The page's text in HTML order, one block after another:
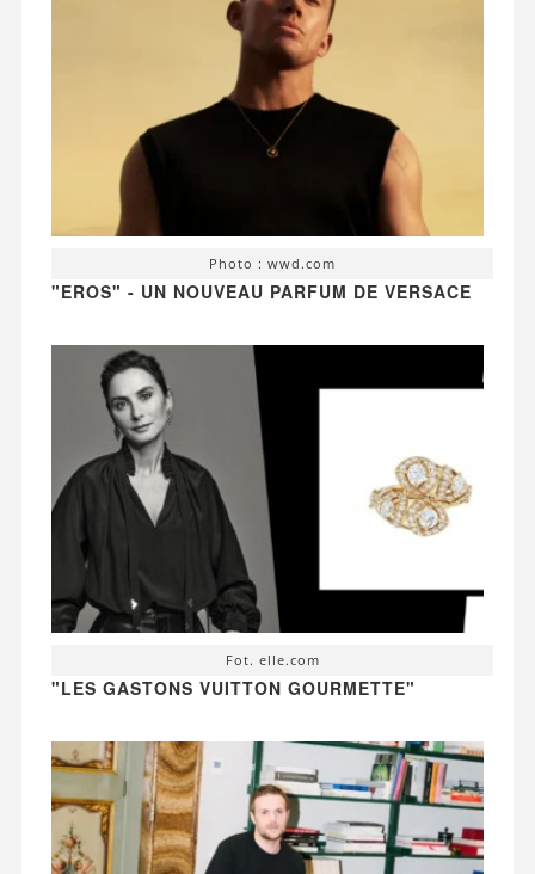
Photo : wwd.com
"EROS" - UN NOUVEAU PARFUM DE VERSACE
Fot. elle.com
"LES GASTONS VUITTON GOURMETTE"